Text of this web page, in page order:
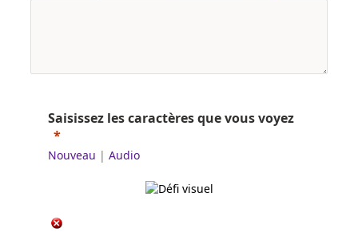
Saisissez les caractères que vous voyez
Nouveau | Audio